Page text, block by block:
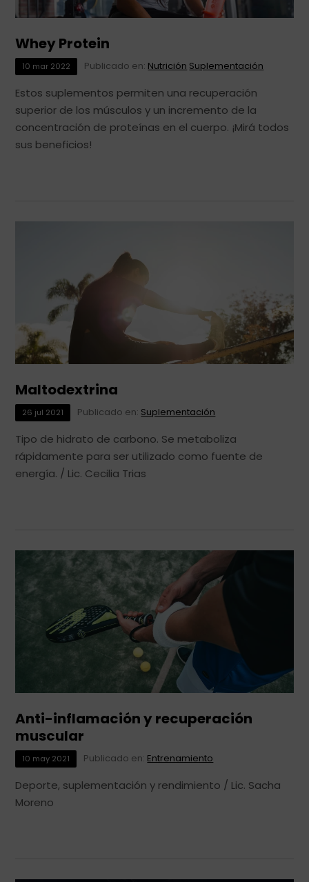
Whey Protein
10 mar 2022 Publicado en: Nutrición Suplementación
Estos suplementos permiten una recuperación
superior de los músculos y un incremento de la
concentración de proteínas en el cuerpo. ¡Mirá todos
sus beneficios!
Maltodextrina
26 jul 2021 Publicado en: Suplementación
Tipo de hidrato de carbono. Se metaboliza
rápidamente para ser utilizado como fuente de
energía. / Lic. Cecilia Trias
Anti-inflamación y recuperación
muscular
10 may 2021 Publicado en: Entrenamiento
Deporte, suplementación y rendimiento / Lic. Sacha
Moreno